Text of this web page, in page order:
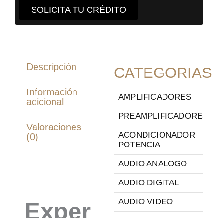
SOLICITA TU CRÉDITO
Descripción
Información
adicional
Valoraciones
(0)
Exper
CATEGORIAS
AMPLIFICADORES
PREAMPLIFICADORES
ACONDICIONADOR
POTENCIA
AUDIO ANALOGO
AUDIO DIGITAL
AUDIO VIDEO